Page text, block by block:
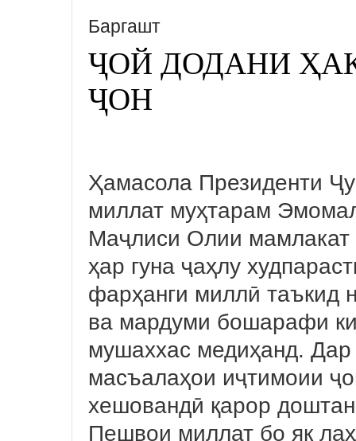
Баргашт
ҶОЙ ДОДАНИ
ҶОН
Ҳамасола Президенти
миллат муҳтарам
Маҷлиси Олии мамлакат
ҳар гуна ҷаҳлу
фарҳанги миллӣ таъкид
ва мардуми бошарафи
мушаххас медиҳанд.
масъалаҳои иҷтимоии
хешовандӣ қарор
Пешвои миллат бо як